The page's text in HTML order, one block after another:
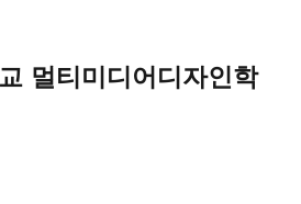
멀티미디어디자인학